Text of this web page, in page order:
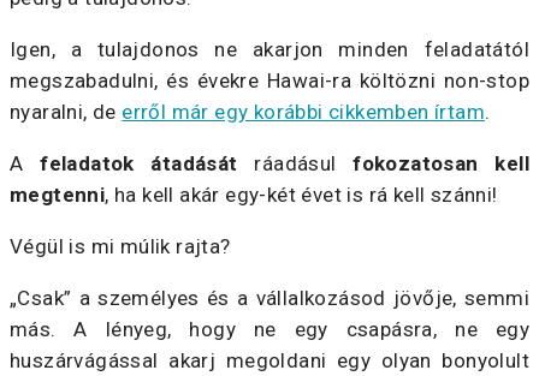
Igen, a tulajdonos ne akarjon minden feladatától
megszabadulni, és évekre Hawai-ra költözni non-stop
nyaralni, de erről már egy korábbi cikkemben írtam.
Afeladatok átadását ráadásulfokozatosan kell
megtenni, ha kell akár egy-két évet is rá kell szánni!
Végül is mi múlik rajta?
„Csak” a személyes és a vállalkozásod jövője, semmi
más. A lényeg, hogy ne egy csapásra, ne egy
huszárvágással akarj megoldani egy olyan bonyolult